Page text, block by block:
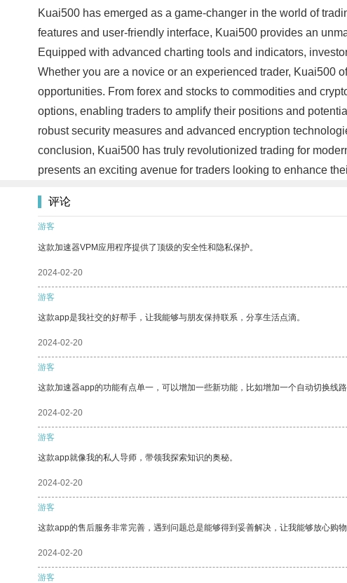
Kuai500 has emerged as a game-changer in the world of
features and user-friendly interface, Kuai500 provides an
Equipped with advanced charting tools and indicators,
Whether you are a novice or an experienced trader, Kuai500
opportunities. From forex and stocks to commodities and
options, enabling traders to amplify their positions and
robust security measures and advanced encryption
conclusion, Kuai500 has truly revolutionized trading for
presents an exciting avenue for traders looking to enhance
评论
游客
这款加速器VPM应用程序提供了顶级的安全性和隐私保护。
2024-02-20
游客
这款app是我社交的好帮手，让我能够与朋友保持联系，分享生活点滴。
2024-02-20
游客
这款加速器app的功能有点单一，可以增加一些新功能，比如增加一个自动切换线路
2024-02-20
游客
这款app就像我的私人导师，带领我探索知识的奥秘。
2024-02-20
游客
这款app的售后服务非常完善，遇到问题总是能够得到妥善解决，让我能够放心购物
2024-02-20
游客